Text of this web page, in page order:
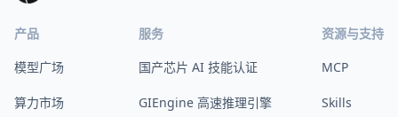
产品
模型广场
算力市场
服务
国产芯片 AI 技能认证
GIEngine 高速推理引擎
资源与支持
MCP
Skills